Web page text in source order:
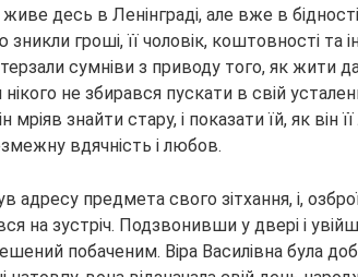
десь в Ленінграді, але вже в
зникли гроші, її чоловік, коштовності та
сумніви з приводу того, як жити
нікого не збирався пускати в свій
мріяв знайти стару, і показати їй, як він
вдячність і любов.
адресу предмета свого зітхання, і,
на зустріч. Подзвонивши у двері і
побаченим. Віра Василівна була